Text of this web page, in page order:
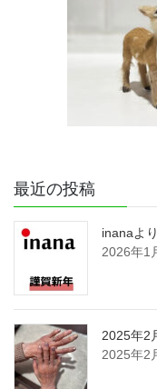
最近の投稿
inanaよ
2026年1
2025年2
2025年2